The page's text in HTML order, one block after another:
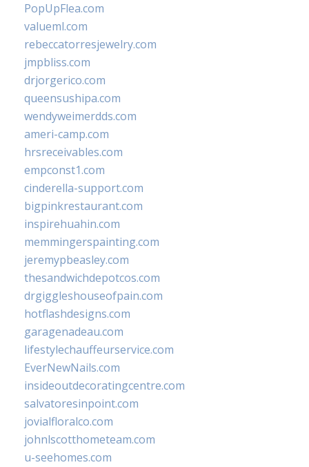
PopUpFlea.com
valueml.com
rebeccatorresjewelry.com
jmpbliss.com
drjorgerico.com
queensushipa.com
wendyweimerdds.com
ameri-camp.com
hrsreceivables.com
empconst1.com
cinderella-support.com
bigpinkrestaurant.com
inspirehuahin.com
memmingerspainting.com
jeremypbeasley.com
thesandwichdepotcos.com
drgiggleshouseofpain.com
hotflashdesigns.com
garagenadeau.com
lifestylechauffeurservice.com
EverNewNails.com
insideoutdecoratingcentre.com
salvatoresinpoint.com
jovialfloralco.com
johnlscotthometeam.com
u-seehomes.com